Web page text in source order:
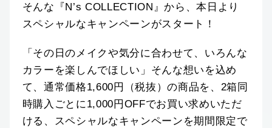
そんな『N’s COLLECTION』から、本日より
スペシャルなキャンペーンがスタート！
「その日のメイクや気分に合わせて、いろんな
カラーを楽しんでほしい」そんな想いを込め
て、通常価格1,600円（税抜）の商品を、2箱同
時購入ごとに1,000円OFFでお買い求めいただ
ける、スペシャルなキャンペーンを期間限定で